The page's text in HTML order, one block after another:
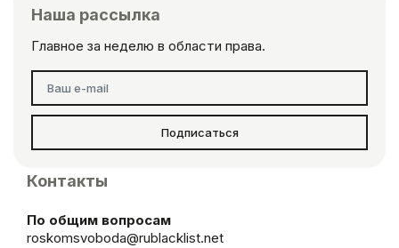
Наша рассылка
Главное за неделю в области права.
Подписаться
Контакты
По общим вопросам
roskomsvoboda@rublacklist.net